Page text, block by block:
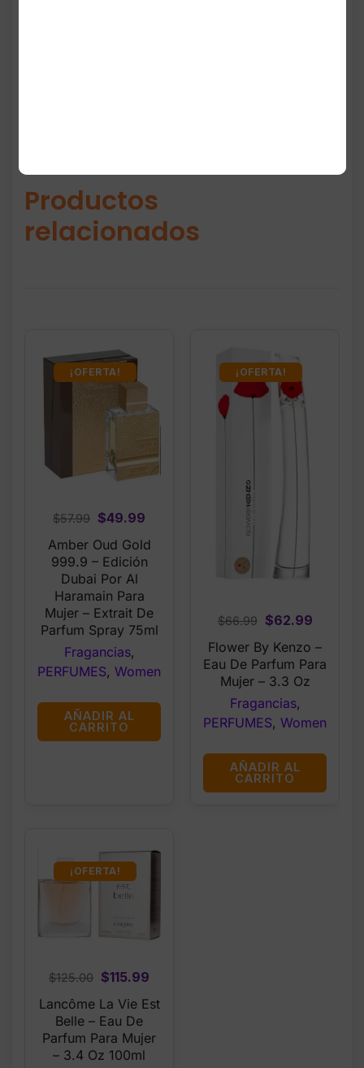
Productos
relacionados
¡OFERTA!
$57.99 Original
price
was:
$57.99.
$49.99
price
is:
Amber Oud Gold
999.9 – Edición
Dubai Por Al
Haramain Para
Mujer – Extrait De
Parfum Spray 75ml
Fragancias,
PERFUMES, Women
AÑADIR AL
CARRITO
¡OFERTA!
$66.99
Original
price
was:
$66.99.
$62.99Current
is:
Flower By Kenzo –
Eau De Parfum Para
Mujer – 3.3 Oz
Fragancias,
PERFUMES, Women
AÑADIR AL
CARRITO
¡OFERTA!
$125.00 Original
price
was:
$125.00.
$115.99
price
$115.99.
Lancôme La Vie Est
Belle – Eau De
Parfum Para Mujer
– 3.4 Oz 100ml